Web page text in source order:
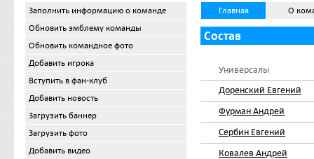
Заполнить информацию о команде
Обновить эмблему команды
Обновить командное фото
Добавить игрока
Вступить в фан-клуб
Добавить новость
Загрузить баннер
Загрузить фото
Добавить видео
Главная О
Состав
Универсалы
Доренский Евгений
Фурман Андрей
Сербин Евгений
Ковалев Андрей